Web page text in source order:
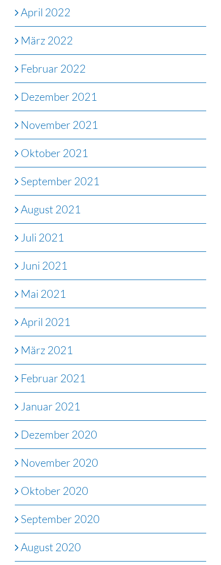
April 2022
März 2022
Februar 2022
Dezember 2021
November 2021
Oktober 2021
September 2021
August 2021
Juli 2021
Juni 2021
Mai 2021
April 2021
März 2021
Februar 2021
Januar 2021
Dezember 2020
November 2020
Oktober 2020
September 2020
August 2020